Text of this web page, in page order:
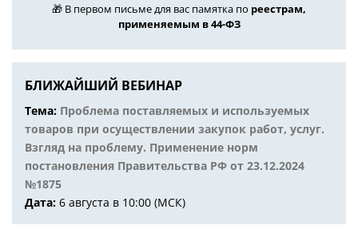
🎁 В первом письме для вас памятка по реестрам,
применяемым в 44-ФЗ
БЛИЖАЙШИЙ ВЕБИНАР
Тема: Проблема поставляемых и используемых
товаров при осуществлении закупок работ, услуг.
Взгляд на проблему. Применение норм
постановления Правительства РФ от 23.12.2024
№1875
Дата: 6 августа в 10:00 (МСК)